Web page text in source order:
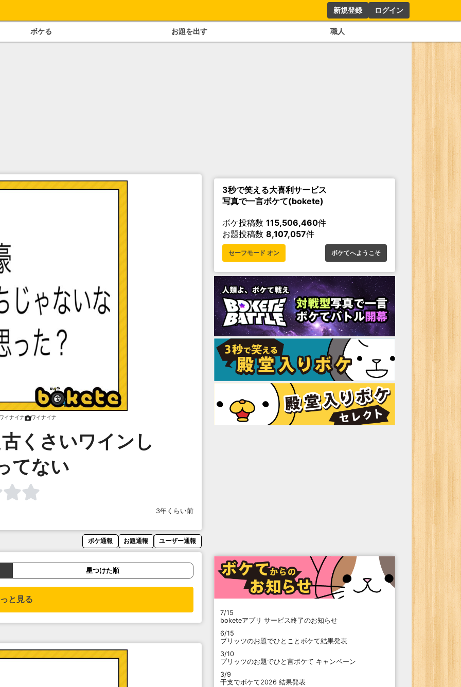
新規登録 ログイン
ボケる お題を出す 職人
イナイナ ワイナイナ
くさいワインし
てない
3年くらい前
ボケ通報 お題通報 ユーザー通報
星つけた順
と見る
3秒で笑える大喜利サービス
写真で一言ボケて(bokete)
ボケ投稿数 115,506,460件
お題投稿数 8,107,057件
セーフモード オン ボケてへようこそ
7/15
boketeアプリ サービス終了のお知らせ
6/15
プリッツのお題でひとことボケて結果発表
3/10
プリッツのお題でひと言ボケて キャンペーン
3/9
干支でボケて2026 結果発表